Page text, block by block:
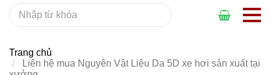
Trang chủ
Liên hệ mua Nguyên Vật Liệu Da 5D xe hơi sản xuất tại